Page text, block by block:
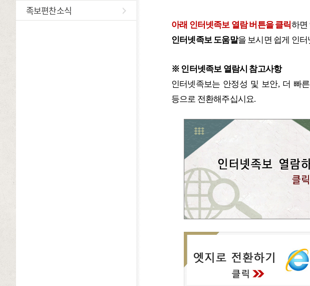
족보편찬소식
아래 인터넷족보 열람 버튼을 클릭하면
인터넷족보 도움말을 보시면 쉽게 인
※ 인터넷족보 열람시 참고사항
인터넷족보는 안정성 및 보안, 더 빠
등으로 전환해주십시요.